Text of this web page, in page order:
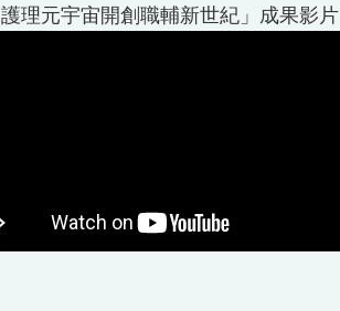
護理元宇宙開創職輔新世紀 」成果影片